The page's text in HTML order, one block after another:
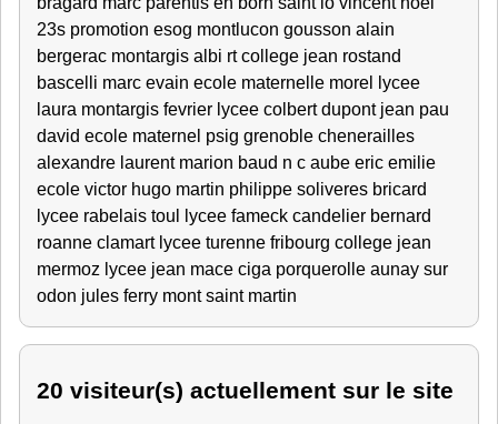
23s promotion esog montlucon gousson alain
bergerac montargis albi rt college jean rostand
bascelli marc evain ecole maternelle morel lycee
laura montargis fevrier lycee colbert dupont jean pau
david ecole maternel psig grenoble chenerailles
alexandre laurent marion baud n c aube eric emilie
ecole victor hugo martin philippe soliveres bricard
lycee rabelais toul lycee fameck candelier bernard
roanne clamart lycee turenne fribourg college jean
mermoz lycee jean mace ciga porquerolle aunay sur
odon jules ferry mont saint martin
20 visiteur(s) actuellement sur le site